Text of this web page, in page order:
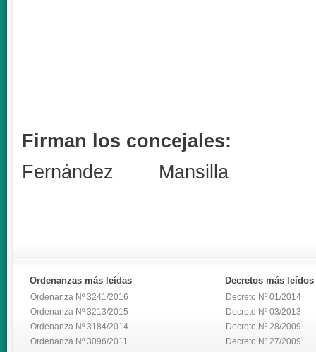
Firman los concejales:
Fernández Mansilla
Ordenanzas más leídas
Ordenanza Nº 3241/2016
Ordenanza Nº 3213/2015
Ordenanza Nº 3184/2014
Ordenanza Nº 3096/2011
Decretos más leídos
Decreto Nº 01/2014
Decreto Nº 03/2013
Decreto Nº 28/2009
Decreto Nº 27/2009